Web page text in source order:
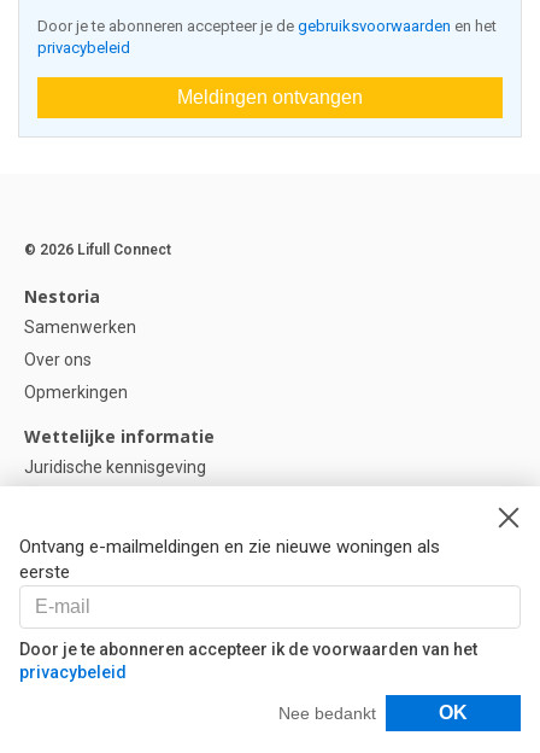
Door je te abonneren accepteer je de gebruiksvoorwaarden en het
privacybeleid
Meldingen ontvangen
Ontvang e-mailmeldingen en zie nieuwe woningen als
eerste
Door je te abonneren accepteer ik de voorwaarden van het
privacybeleid
Nee bedankt OK
Filters
© 2026 Lifull Connect
Nestoria
Samenwerken
Over ons
Opmerkingen
Wettelijke informatie
Juridische kennisgeving
Cookie instellingen
Help
Vragen
Onze partners